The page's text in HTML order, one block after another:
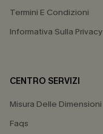
Termini E Condizioni
Informativa Sulla Privacy
CENTRO SERVIZI
Misura Delle Dimensioni
Faqs